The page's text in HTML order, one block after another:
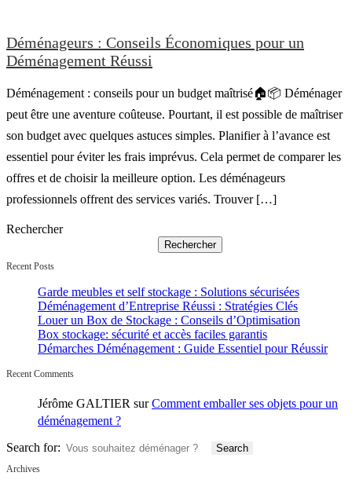
Déménageurs : Conseils Économiques pour un
Déménagement Réussi
Déménagement : conseils pour un budget maîtrisé🏠📦 Déménager
peut être une aventure coûteuse. Pourtant, il est possible de maîtriser
son budget avec quelques astuces simples. Planifier à l’avance est
essentiel pour éviter les frais imprévus. Cela permet de comparer les
offres et de choisir la meilleure option. Les déménageurs
professionnels offrent des services variés. Trouver […]
Rechercher
Rechercher
Recent Posts
Garde meubles et self stockage : Solutions sécurisées
Déménagement d’Entreprise Réussi : Stratégies Clés
Louer un Box de Stockage : Conseils d’Optimisation
Box stockage: sécurité et accès faciles garantis
Démarches Déménagement : Guide Essentiel pour Réussir
Recent Comments
Jérôme GALTIER surComment emballer ses objets pour un
déménagement ?
Search for:
Archives